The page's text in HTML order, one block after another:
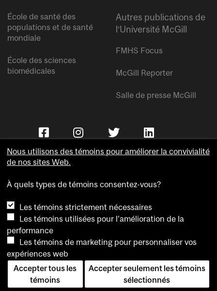
École de santé des
populations et de santé
mondiale
École des sciences
biomédicales
Autres publications de
l’Université McGill
FMHS Focus
McGill Reporter
Salle de presse McGill
Accessibilité
Confidentialité
Avis sur les témoins
Pour nous joindre
Nous utilisons des témoins pour améliorer la convivialité
de nos sites Web.
À quels types de témoins consentez-vous?
Les témoins strictement nécessaires
Les témoins utilisées pour l'amélioration de la
performance
Les témoins de marketing pour personnaliser vos
expériences web
Accepter tous les
témoins
Accepter seulement les témoins
sélectionnés